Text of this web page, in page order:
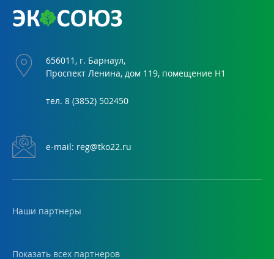
656011, г. Барнаул,
Проспект Ленина, дом 119, помещение Н1
тел. 8 (3852) 502450
е-mail: reg@tko22.ru
Наши партнеры
Показать всех партнеров